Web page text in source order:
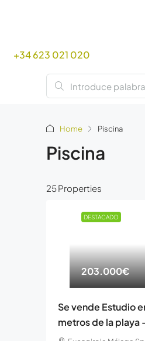
+34 623 021 020
Home Piscina
Piscina
25 Properties
DESTACADO
203.000€
Se vende Estudio
metros de la playa